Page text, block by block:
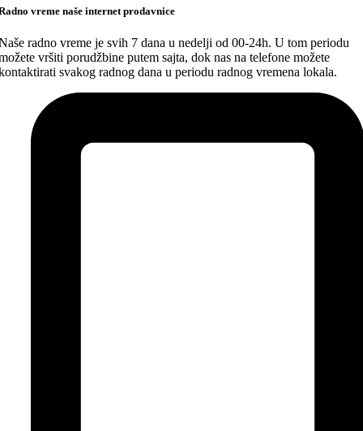
vreme naše internet prodavnice
radno vreme je svih 7 dana u nedelji od 00-24h. U tom periodu
vršiti porudžbine putem sajta, dok nas na telefone možete
svakog radnog dana u periodu radnog vremena lokala.